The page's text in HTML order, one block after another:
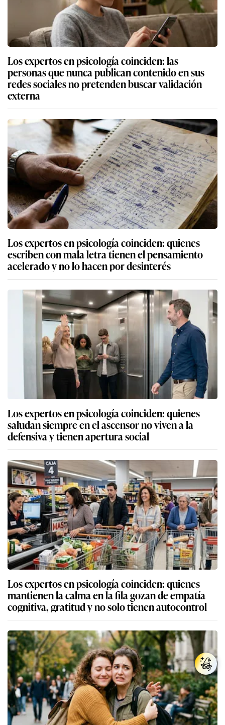
Los expertos en psicología coinciden: las
personas que nunca publican contenido en sus
redes sociales no pretenden buscar validación
externa
Los expertos en psicología coinciden: quienes
escriben con mala letra tienen el pensamiento
acelerado y no lo hacen por desinterés
Los expertos en psicología coinciden: quienes
saludan siempre en el ascensor no viven a la
defensiva y tienen apertura social
Los expertos en psicología coinciden: quienes
mantienen la calma en la fila gozan de empatía
cognitiva, gratitud y no solo tienen autocontrol